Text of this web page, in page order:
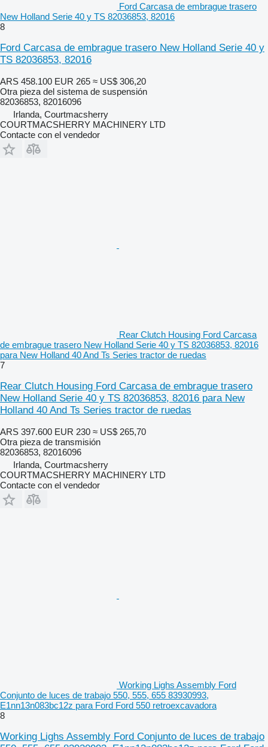
Ford Carcasa de embrague trasero
New Holland Serie 40 y TS 82036853, 82016
8
Ford Carcasa de embrague trasero New Holland Serie 40 y
TS 82036853, 82016
ARS 458.100 EUR 265 ≈ US$ 306,20
Otra pieza del sistema de suspensión
82036853, 82016096
Irlanda, Courtmacsherry
COURTMACSHERRY MACHINERY LTD
Contacte con el vendedor
Rear Clutch Housing Ford Carcasa
de embrague trasero New Holland Serie 40 y TS 82036853, 82016
para New Holland 40 And Ts Series tractor de ruedas
7
Rear Clutch Housing Ford Carcasa de embrague trasero
New Holland Serie 40 y TS 82036853, 82016 para New
Holland 40 And Ts Series tractor de ruedas
ARS 397.600 EUR 230 ≈ US$ 265,70
Otra pieza de transmisión
82036853, 82016096
Irlanda, Courtmacsherry
COURTMACSHERRY MACHINERY LTD
Contacte con el vendedor
Working Lighs Assembly Ford
Conjunto de luces de trabajo 550, 555, 655 83930993,
E1nn13n083bc12z para Ford Ford 550 retroexcavadora
8
Working Lighs Assembly Ford Conjunto de luces de trabajo